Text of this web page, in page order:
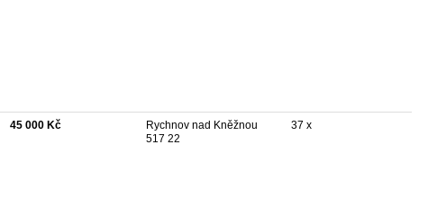
45 000 Kč
Rychnov nad Kněžnou
517 22
37 x